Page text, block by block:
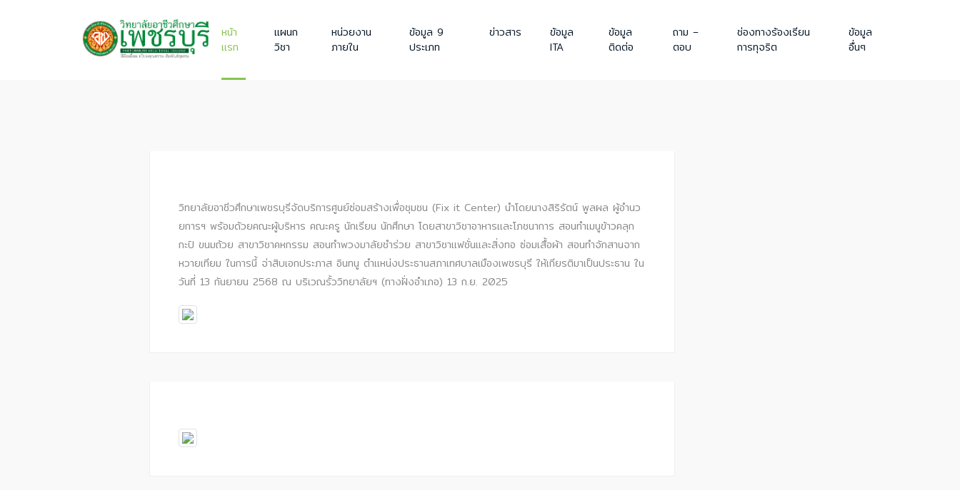
หน้า
แรก
แผนก
วิชา
หน่วยงาน
ภายใน
ข้อมูล 9
ประเภท
ข่าวสาร
ข้อมูล
ITA
ข้อมูล
ติดต่อ
ถาม –
ตอบ
ช่องทางร้องเรียน
การทุจริต
ข้อมูล
อื่นๆ
วิทยาลัยอาชีวศึกษาเพชรบุรีจัดบริการศูนย์ซ่อมสร้างเพื่อชุมชน (Fix it Center) นำโดยนางสิริรัตน์ พูลผล ผู้อำนว
ยการฯ พร้อมด้วยคณะผู้บริหาร คณะครู นักเรียน นักศึกษา โดยสาขาวิชาอาหารและโภชนาการ สอนทำเมนูข้าวคลุก
กะปิ ขนมถ้วย สาขาวิชาคหกรรม สอนทำพวงมาลัยชำร่วย สาขาวิชาแฟชั่นและสิ่งทอ ซ่อมเสื้อผ้า สอนทำจักสานจาก
หวายเทียม ในการนี้ จ่าสิบเอกประภาส อินทนู ตำแหน่งประธานสภาเทศบาลเมืองเพชรบุรี ให้เกียรติมาเป็นประธาน ใน
วันที่ 13 กันยายน 2568 ณ บริเวณรั้ววิทยาลัยฯ (ทางฝั่งอำเภอ) 13 ก.ย. 2025